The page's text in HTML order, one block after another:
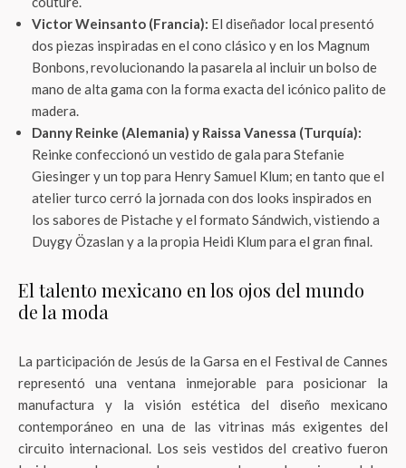
Victor Weinsanto (Francia): El diseñador local presentó
dos piezas inspiradas en el cono clásico y en los Magnum
Bonbons, revolucionando la pasarela al incluir un bolso de
mano de alta gama con la forma exacta del icónico palito de
madera.
Danny Reinke (Alemania) y Raissa Vanessa (Turquía):
Reinke confeccionó un vestido de gala para Stefanie
Giesinger y un top para Henry Samuel Klum; en tanto que el
atelier turco cerró la jornada con dos looks inspirados en
los sabores de Pistache y el formato Sándwich, vistiendo a
Duygy Özaslan y a la propia Heidi Klum para el gran final.
El talento mexicano en los ojos del mundo
de la moda
La participación de Jesús de la Garsa en el Festival de Cannes
representó una ventana inmejorable para posicionar la
manufactura y la visión estética del diseño mexicano
contemporáneo en una de las vitrinas más exigentes del
circuito internacional. Los seis vestidos del creativo fueron